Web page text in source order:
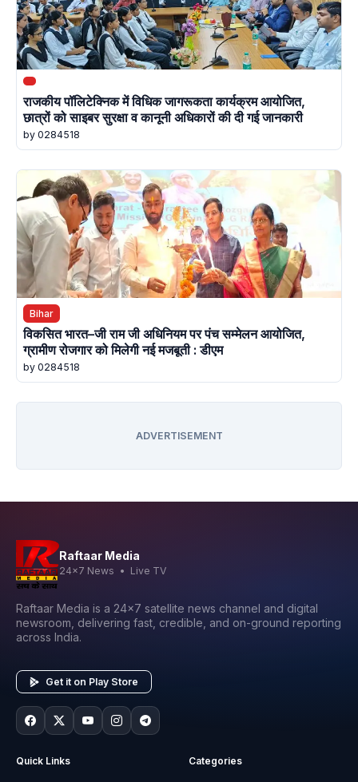
राजकीय पॉलिटेक्निक में विधिक जागरूकता कार्यक्रम आयोजित,
छात्रों को साइबर सुरक्षा व कानूनी अधिकारों की दी गई जानकारी
by 0284518
Bihar
विकसित भारत–जी राम जी अधिनियम पर पंच सम्मेलन आयोजित,
ग्रामीण रोजगार को मिलेगी नई मजबूती : डीएम
by 0284518
ADVERTISEMENT
Raftaar Media
24x7 News • Live TV
Raftaar Media is a 24x7 satellite news channel and digital
newsroom, delivering fast, credible, and on-ground reporting
across India.
Get it on Play Store
Quick Links Categories